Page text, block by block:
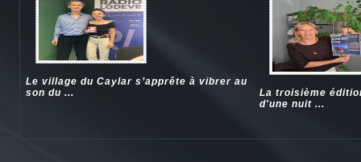
Le village du Caylar s’apprête à vibrer au
son du ...
La troisième
d'une nuit ...